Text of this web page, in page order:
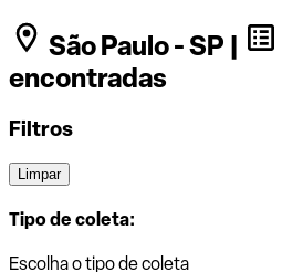
São Paulo - SP |
encontradas
Filtros
Limpar
Tipo de coleta:
Escolha o tipo de coleta